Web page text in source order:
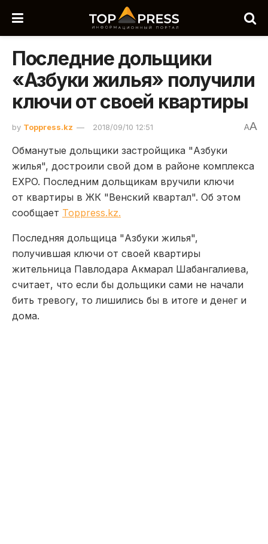
Последние дольщики
«Азбуки жилья» получили
ключи от своей квартиры
by Toppress.kz 2018/09/10 12:51 AA
Обманутые дольщики застройщика "Азбуки
жилья", достроили свой дом в районе комплекса
EXPO. Последним дольщикам вручили ключи
от квартиры в ЖК "Венский квартал". Об этом
сообщает Toppress.kz.
Последняя дольщица "Азбуки жилья",
получившая ключи от своей квартиры
жительница Павлодара Акмарал Шабангалиева,
считает, что если бы дольщики сами не начали
бить тревогу, то лишились бы в итоге и денег и
дома.